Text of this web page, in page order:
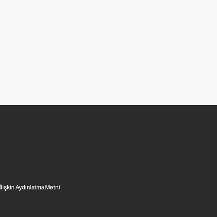
Aydınlatma Metni